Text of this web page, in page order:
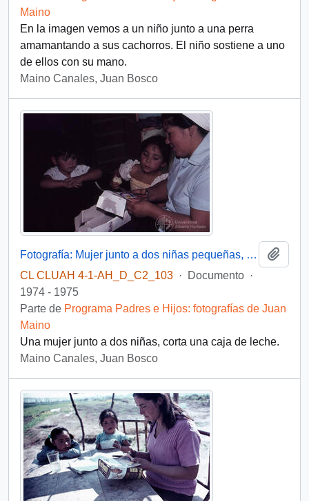
Maino
En la imagen vemos a un niño junto a una perra
amamantando a sus cachorros. El niño sostiene a uno
de ellos con su mano.
Maino Canales, Juan Bosco
Fotografía: Mujer junto a dos niñas pequeñas, recorta caja de leche
CL CLUAH 4-1-AH_D_C2_103 · Documento ·
1974 - 1975
Parte de Programa Padres e Hijos: fotografías de Juan
Maino
Una mujer junto a dos niñas, corta una caja de leche.
Maino Canales, Juan Bosco